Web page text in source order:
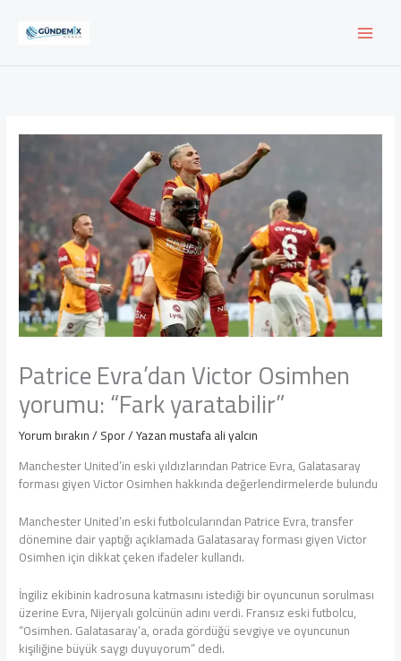
Patrice Evra’dan Victor Osimhen
yorumu: “Fark yaratabilir”
Yorum bırakın/Spor/ Yazanmustafa ali yalcın
Manchester United’in eski yıldızlarından Patrice Evra, Galatasaray
forması giyen Victor Osimhen hakkında değerlendirmelerde bulundu
Manchester United’ın eski futbolcularından Patrice Evra, transfer
dönemine dair yaptığı açıklamada Galatasaray forması giyen Victor
Osimhen için dikkat çeken ifadeler kullandı.
İngiliz ekibinin kadrosuna katmasını istediği bir oyuncunun sorulması
üzerine Evra, Nijeryalı golcünün adını verdi. Fransız eski futbolcu,
“Osimhen. Galatasaray’a, orada gördüğü sevgiye ve oyuncunun
kişiliğine büyük saygı duyuyorum” dedi.